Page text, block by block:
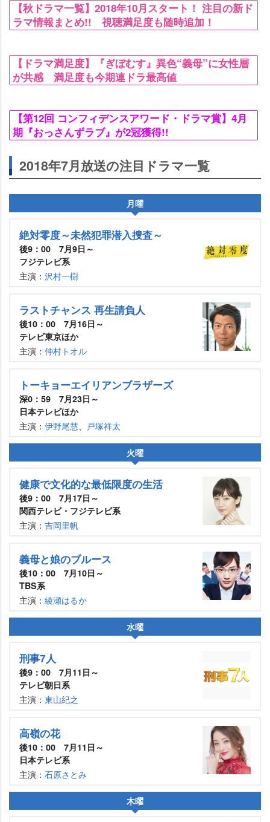
【秋ドラマ一覧】2018年10月スタート！ 注目の新ド
ラマ情報まとめ!! 視聴満足度も随時追加！
【ドラマ満足度】『ぎぼむす』異色“義母”に女性層
が共感 満足度も今期連ドラ最高値
【第12回 コンフィデンスアワード・ドラマ賞】4月
期『おっさんずラブ』が2冠獲得!!
2018年7月放送の注目ドラマ一覧
月曜
絶対零度～未然犯罪潜入捜査～
後9：00 7月9日～
フジテレビ系
主演： 沢村一樹
ラストチャンス 再生請負人
後10：00 7月16日～
テレビ東京ほか
主演： 仲村トオル
トーキョーエイリアンブラザーズ
深0：59 7月23日～
日本テレビほか
主演： 伊野尾慧、 戸塚祥太
火曜
健康で文化的な最低限度の生活
後9：00 7月17日～
関西テレビ・フジテレビ系
主演： 吉岡里帆
義母と娘のブルース
後10：00 7月10日～
TBS系
主演： 綾瀬はるか
水曜
刑事7人
後9：00 7月11日～
テレビ朝日系
主演： 東山紀之
高嶺の花
後10：00 7月11日～
日本テレビ系
主演： 石原さとみ
木曜